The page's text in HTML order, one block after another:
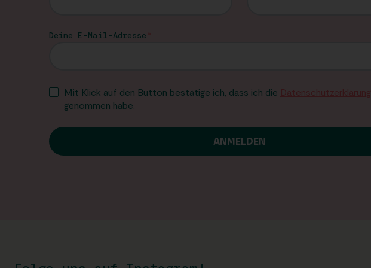
Deine E-Mail-Adresse
Mit Klick auf den Button bestätige ich, dass ich die Datenschutzerklärung
genommen habe.